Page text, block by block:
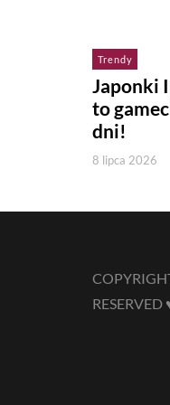
Trendy
Japonki
to
dni!
8 lipca 2026
RESERVED